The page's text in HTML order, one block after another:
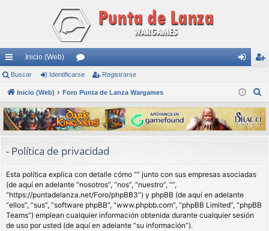
nl
ac
es
rá
s
Inicio (Web)
or
os nti
fic
ar
ist
ra
rs
Buscar Identificarse Registrarse
Inicio (Web) Foro Punta de Lanza Wargames
s
c
- Política de privacidad
Esta política explica con detalle cómo “” junto con sus empresas asociadas
(de aquí en adelante “nosotros”, “nos”, “nuestro”, “”,
“https://puntadelanza.net/Foro/phpBB3”) y phpBB (de aquí en adelante
“ellos”, “sus”, “software phpBB”, “www.phpbb.com”, “phpBB Limited”, “phpBB
Teams”) emplean cualquier información obtenida durante cualquier sesión
de uso por usted (de aquí en adelante “su información”).